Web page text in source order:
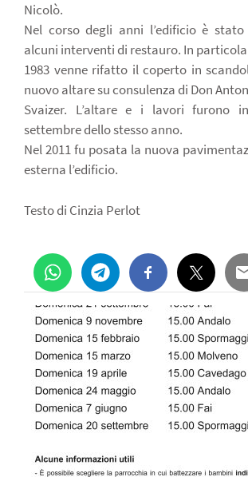
Nicolò.
Nel corso degli anni l’edificio è
alcuni interventi di restauro. In
1983 venne rifatto il coperto in
nuovo altare su consulenza di Don
Svaizer. L’altare e i lavori furono
settembre dello stesso anno.
Nel 2011 fu posata la nuova
esterna l’edificio.
Testo di Cinzia Perlot